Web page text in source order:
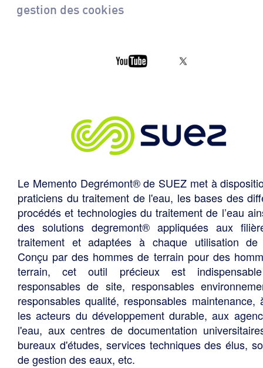
gestion des cookies
Le Memento Degrémont® de SUEZ met à
praticiens du traitement de l'eau, les bases des
procédés et technologies du traitement de l’eau
des solutions degremont® appliquées aux
traitement et adaptées à chaque utilisation de
Conçu par des hommes de terrain pour des
terrain, cet outil précieux est
responsables de site, responsables
responsables qualité, responsables maintenance,
les acteurs du développement durable, aux
l'eau, aux centres de documentation
bureaux d'études, services techniques des élus,
de gestion des eaux, etc.